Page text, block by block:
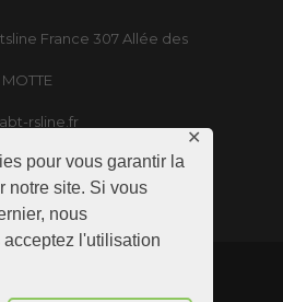
pour vous garantir la
notre site. Si vous
nous
l'utilisation
✕
France 307 Allée des
rsline.fr